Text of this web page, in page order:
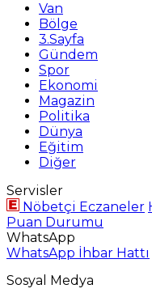
Van
Bölge
3.Sayfa
Gündem
Spor
Ekonomi
Magazin
Politika
Dünya
Eğitim
Diğer
Servisler
Nöbetçi Eczaneler
Puan Durumu
WhatsApp
WhatsApp İhbar Hattı
Sosyal Medya